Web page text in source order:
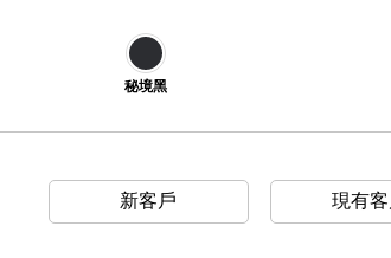
秘境黑
新客戶 現有